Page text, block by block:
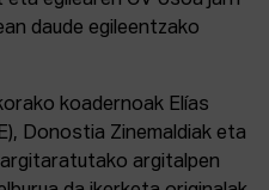
daude egileentzako
koadernoak Elías
Donostia Zinemaldiak eta
argitaratutako argitalpen